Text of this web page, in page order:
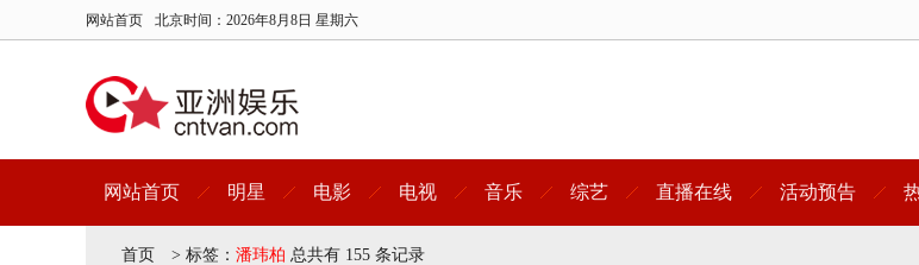
网站首页 北京时间： 2026年8月8日 星期六
网站首页 明星 电影 电视 音乐 综艺 直播在线 活动预告
首页 > 标签： 潘玮柏 总共有 155 条记录